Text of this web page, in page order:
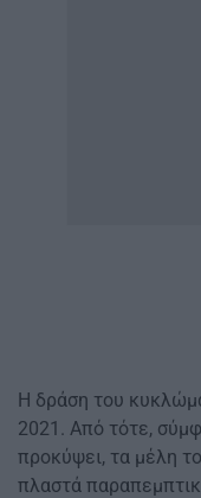
Η δράση του
2021. Από τότε,
προκύψει, τα μέλη
πλαστά